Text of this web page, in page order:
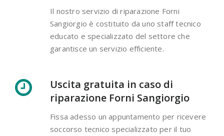
Il nostro servizio di riparazione Forni
Sangiorgio è costituito da uno staff tecnico
educato e specializzato del settore che
garantisce un servizio efficiente.
Uscita gratuita in caso di
riparazione Forni Sangiorgio
Fissa adesso un appuntamento per ricevere
soccorso tecnico specializzato per il tuo